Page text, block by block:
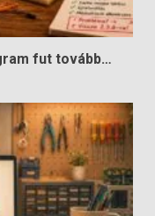
fut tovább…